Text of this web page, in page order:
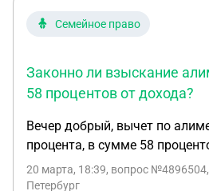
Семейное право
Законно ли взыскание
58 процентов от дохода?
Вечер добрый, вычет по
процента, в сумме 58
20 марта, 18:39, вопрос
Петербург